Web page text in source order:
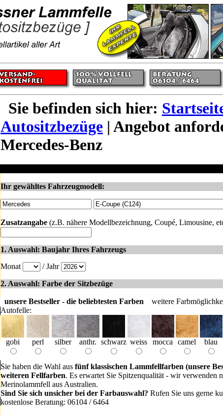
Sie befinden sich hier:
Autositzbezüge | Angebot
Mercedes-Benz
Ihr gewähltes Fahrzeugmodell:
Zusatzangabe (z.B. nähere Modellbezeichnung, Coupé, Limousine,
1. Auswahl: Baujahr Ihres Fahrzeugs
Monat
/ Jahr
2. Auswahl: Farbe der Sitzbezüge
unsere Bestseller - die beliebtesten Farben
weitere
Autofelle:
gobi perl silber anthr. schwarz weiss mocca camel blau
Sie haben die Wahl aus fünf klassischen Lammfellfarben (unsere
weiteren Fellfarben. Es erwartet Sie Spitzenqualität - wir verwenden
Merinolammfell aus Australien.
Sind Sie sich unsicher bei der Farbauswahl? Rufen Sie uns gerne
kostenlose Beratung: 06104 / 6464